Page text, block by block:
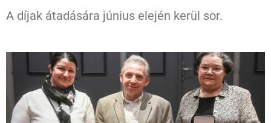
A díjak átadására június elején kerül sor.